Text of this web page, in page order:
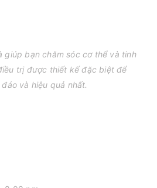
giúp bạn chăm sóc cơ thể và tinh
trị được thiết kế đặc biệt để
và hiệu quả nhất.